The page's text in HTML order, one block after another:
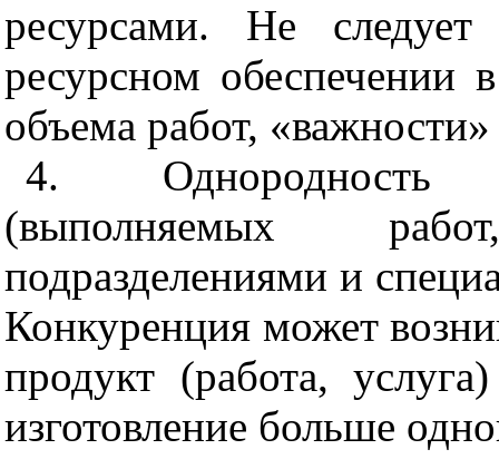
ресурсами. Не следует
ресурсном обеспечении
объема работ, «важности»
4. Однородность
(выполняемых
подразделениями и
Конкуренция может
продукт (работа,
изготовление больше